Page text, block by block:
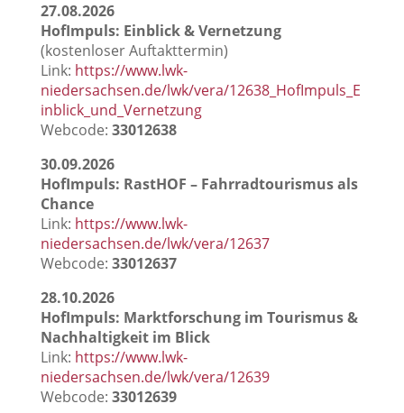
27.08.2026
HofImpuls: Einblick & Vernetzung
(kostenloser Auftakttermin)
Link: https://www.lwk-
niedersachsen.de/lwk/vera/12638_HofImpuls_E
inblick_und_Vernetzung
Webcode: 33012638
30.09.2026
HofImpuls: RastHOF – Fahrradtourismus als
Chance
Link: https://www.lwk-
niedersachsen.de/lwk/vera/12637
Webcode: 33012637
28.10.2026
HofImpuls: Marktforschung im Tourismus &
Nachhaltigkeit im Blick
Link: https://www.lwk-
niedersachsen.de/lwk/vera/12639
Webcode: 33012639